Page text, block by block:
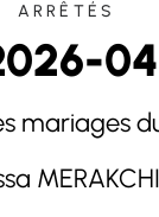
ARRÊTÉS
mariages